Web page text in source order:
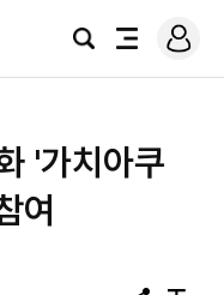
검
전
로
그
'가치아쿠
여